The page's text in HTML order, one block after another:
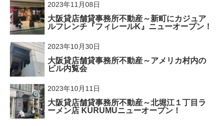
2023年11月08日
大阪貸店舗貸事務所不動産～新町にカジュア
ルフレンチ『フィレールK』ニューオープン！
2023年10月30日
大阪貸店舗貸事務所不動産～アメリカ村内の
ビル内覧会
2023年10月11日
大阪貸店舗貸事務所不動産～北堀江１丁目ラ
ーメン店 KURUMUニューオープン！